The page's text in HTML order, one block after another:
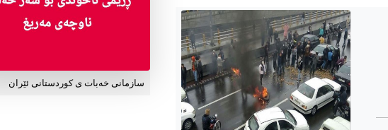
سازمانی خەبات ی کوردستانی ئێران